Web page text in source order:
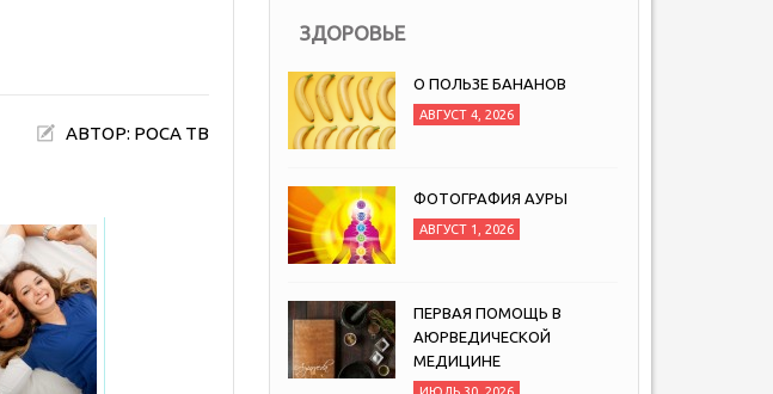
АВТОР: РОСА ТВ
ЗДОРОВЬЕ
О ПОЛЬЗЕ БАНАНОВ
АВГУСТ 4, 2026
ФОТОГРАФИЯ АУРЫ
АВГУСТ 1, 2026
ПЕРВАЯ ПОМОЩЬ В
АЮРВЕДИЧЕСКОЙ
МЕДИЦИНЕ